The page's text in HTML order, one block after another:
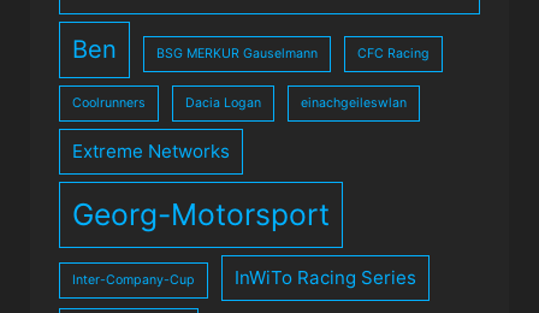
Ben BSG MERKUR Gauselmann CFC Racing
Coolrunners Dacia Logan einachgeileswlan
Extreme Networks
Georg-Motorsport
Inter-Company-Cup InWiTo Racing Series